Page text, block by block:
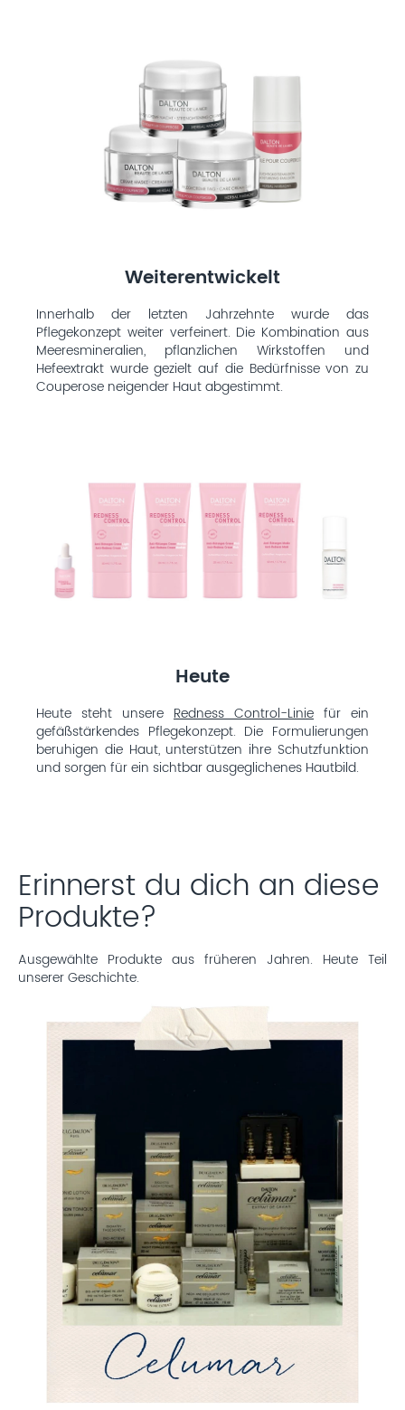
Weiterentwickelt
Innerhalb der letzten Jahrzehnte wurde das
Pflegekonzept weiter verfeinert. Die Kombination aus
Meeresmineralien, pflanzlichen Wirkstoffen und
Hefeextrakt wurde gezielt auf die Bedürfnisse von zu
Couperose neigender Haut abgestimmt.
Heute
Heute steht unsere Redness Control-Linie für ein
gefäßstärkendes Pflegekonzept. Die Formulierungen
beruhigen die Haut, unterstützen ihre Schutzfunktion
und sorgen für ein sichtbar ausgeglichenes Hautbild.
Erinnerst du dich an diese
Produkte?
Ausgewählte Produkte aus früheren Jahren. Heute Teil
unserer Geschichte.